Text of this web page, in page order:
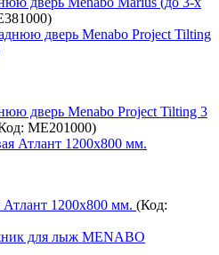
)
дверь Menabo Project Tilting 3
ME201000)
1200х800 мм. (Код: